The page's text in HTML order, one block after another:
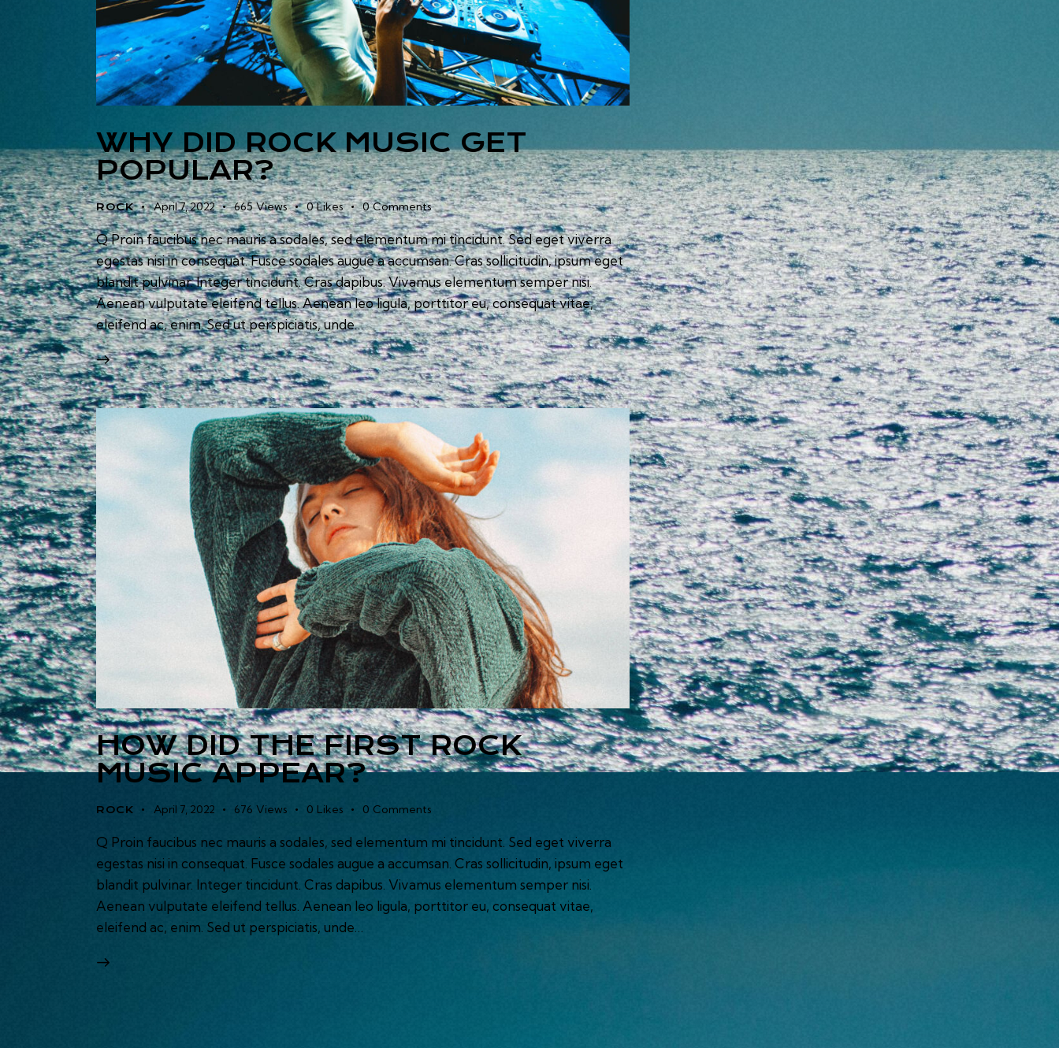
WHY DID ROCK MUSIC GET
POPULAR?
ROCK April 7, 2022 665 Views 0 Likes 0 Comments
Q Proin faucibus nec mauris a sodales, sed elementum mi tincidunt. Sed eget viverra
egestas nisi in consequat. Fusce sodales augue a accumsan. Cras sollicitudin, ipsum eget
blandit pulvinar. Integer tincidunt. Cras dapibus. Vivamus elementum semper nisi.
Aenean vulputate eleifend tellus. Aenean leo ligula, porttitor eu, consequat vitae,
eleifend ac, enim. Sed ut perspiciatis, unde…
HOW DID THE FIRST ROCK
MUSIC APPEAR?
ROCK April 7, 2022 676 Views 0 Likes 0 Comments
Q Proin faucibus nec mauris a sodales, sed elementum mi tincidunt. Sed eget viverra
egestas nisi in consequat. Fusce sodales augue a accumsan. Cras sollicitudin, ipsum eget
blandit pulvinar. Integer tincidunt. Cras dapibus. Vivamus elementum semper nisi.
Aenean vulputate eleifend tellus. Aenean leo ligula, porttitor eu, consequat vitae,
eleifend ac, enim. Sed ut perspiciatis, unde…